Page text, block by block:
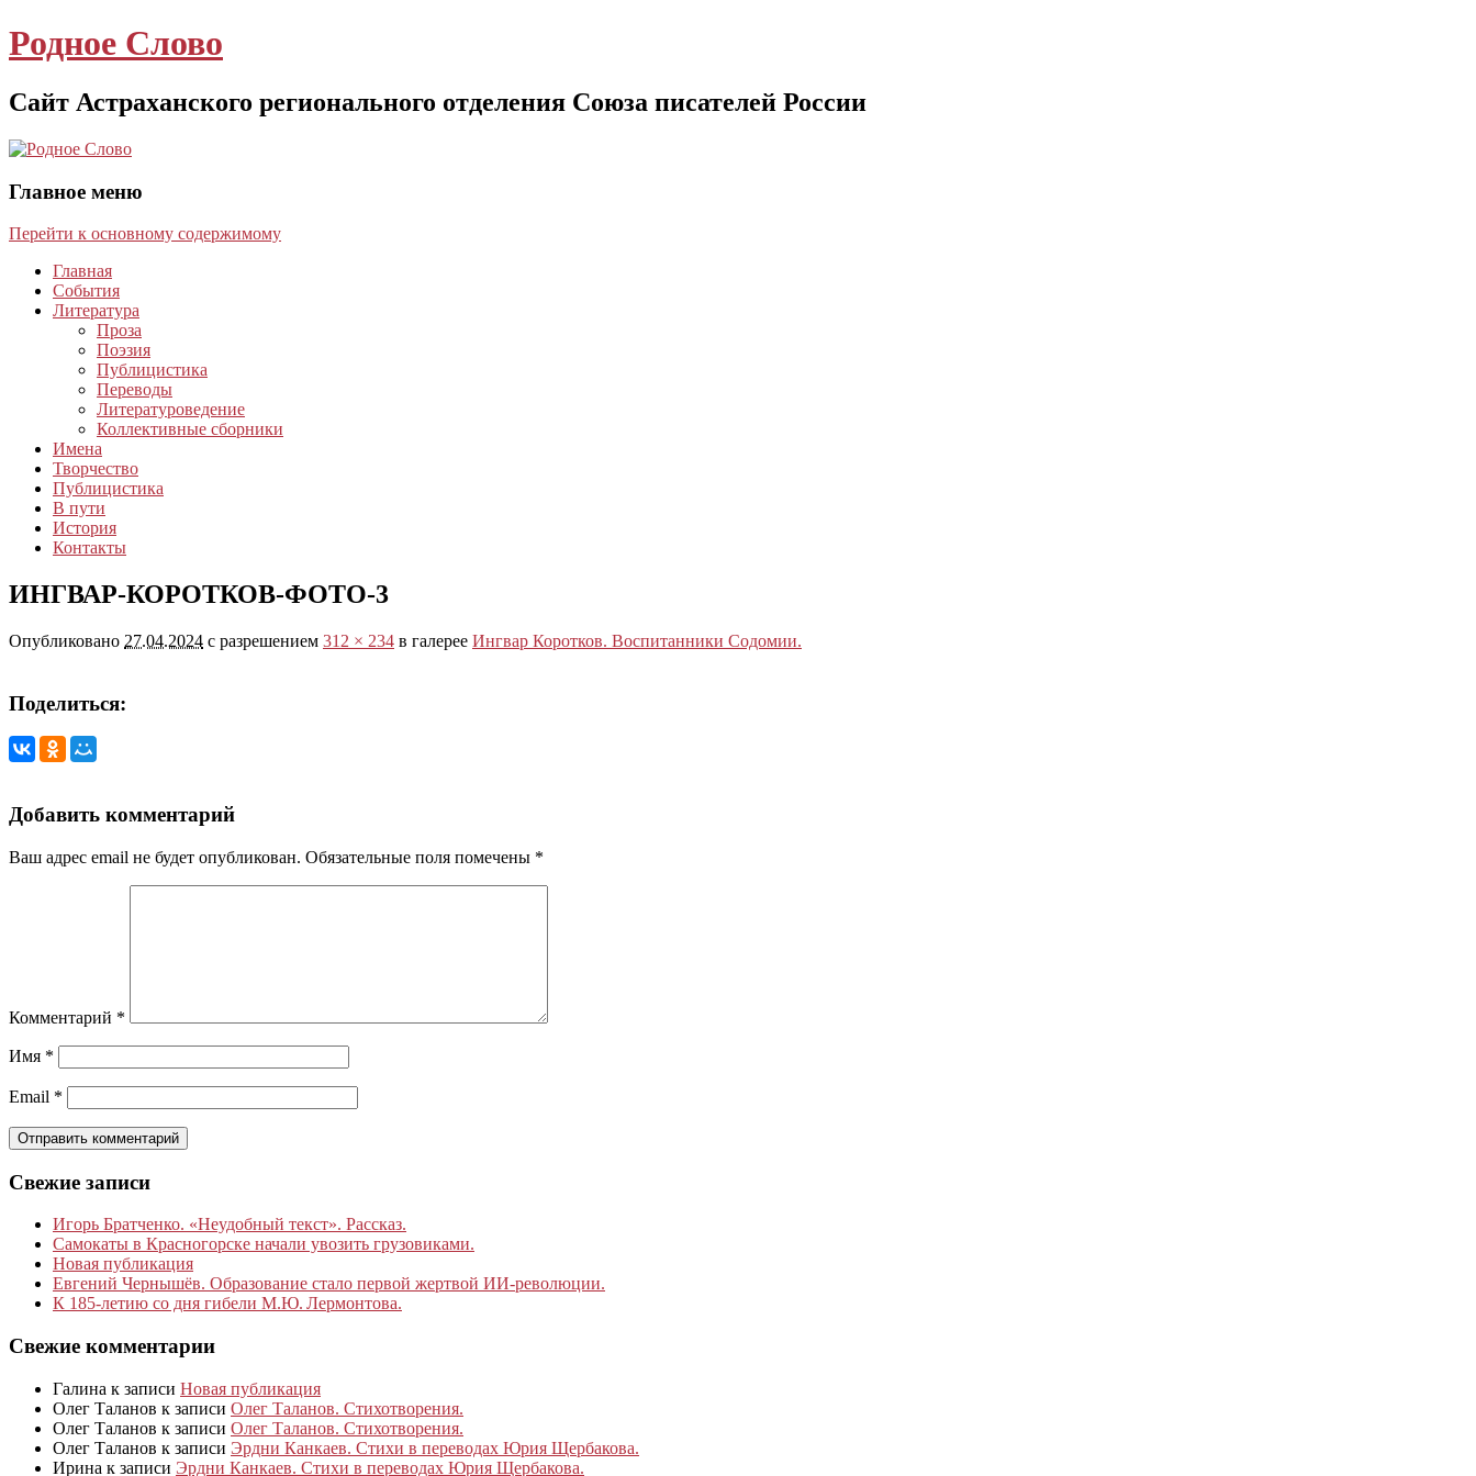
Родное Слово
Сайт Астраханского регионального отделения Союза писателей России
Главное меню
Перейти к основному содержимому
Главная
События
Литература
Проза
Поэзия
Публицистика
Переводы
Литературоведение
Коллективные сборники
Имена
Творчество
Публицистика
В пути
История
Контакты
ИНГВАР-КОРОТКОВ-ФОТО-3
Опубликовано 27.04.2024 с разрешением 312 × 234 в галерее Ингвар Коротков. Воспитанники Содомии.
Поделиться:
Добавить комментарий
Ваш адрес email не будет опубликован. Обязательные поля помечены *
Комментарий *
Имя *
Email *
Свежие записи
Игорь Братченко. «Неудобный текст». Рассказ.
Самокаты в Красногорске начали увозить грузовиками.
Новая публикация
Евгений Чернышёв. Образование стало первой жертвой ИИ-революции.
К 185‑летию со дня гибели М.Ю. Лермонтова.
Свежие комментарии
Галина к записи Новая публикация
Олег Таланов к записи Олег Таланов. Стихотворения.
Олег Таланов к записи Олег Таланов. Стихотворения.
Олег Таланов к записи Эрдни Канкаев. Стихи в переводах Юрия Щербакова.
Ирина к записи Эрдни Канкаев. Стихи в переводах Юрия Щербакова.